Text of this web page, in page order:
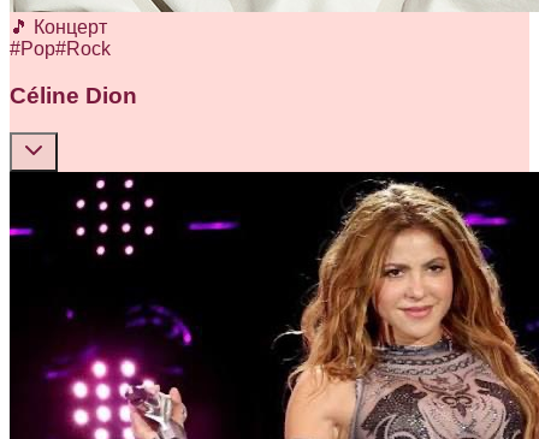
🎵 Концерт
#Pop#Rock
Céline Dion